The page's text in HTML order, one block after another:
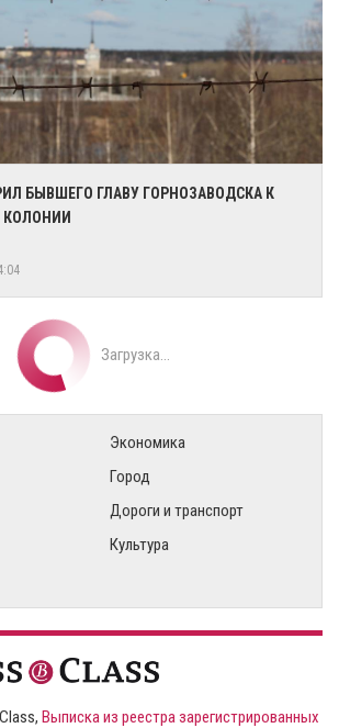
БЫВШЕГО ГЛАВУ ГОРНОЗАВОДСКА К
КОЛОНИИ
Загрузка...
Экономика
Город
Дороги и транспорт
Культура
Выписка из реестра зарегистрированных